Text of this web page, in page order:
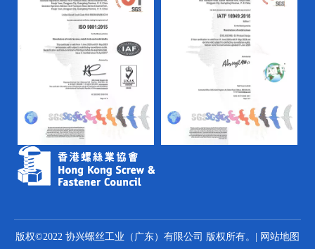
版权©2022 协兴螺丝工业（广东）有限公司 版权所有。| 网站地图